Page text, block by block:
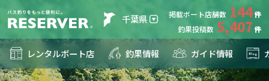
千葉県 掲載ボート店舗数 144
釣果投稿数 5,407
レンタルボート店 釣果情報 ガイド情報